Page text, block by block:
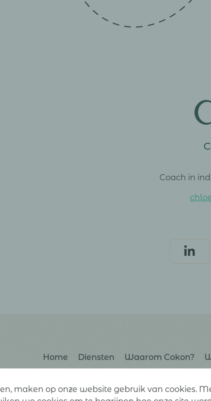
Coach in
Home Diensten Waarom Cokon?
maken op onze website gebruik van cookies.